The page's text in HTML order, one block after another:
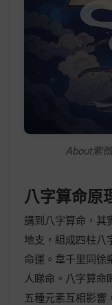
About紫
八字算命原
講到八字算命，其
地支，組成四柱八
命運。韋千里同徐
人睇命。八字算命
五種元素互相影響